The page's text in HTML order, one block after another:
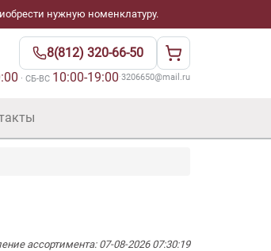
нужную номенклатуру.
8(812) 320-66-50
· СБ-ВС 10:00-19:00·3206650@mail.ru
ассортимента: 07-08-2026 07:30:19